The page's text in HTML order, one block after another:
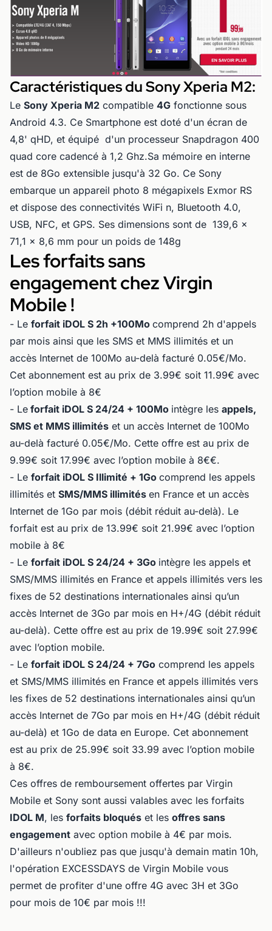
Caractéristiques du Sony Xperia M2:
Le Sony Xperia M2 compatible 4G fonctionne sous
Android 4.3. Ce Smartphone est doté d'un écran de
4,8' qHD, et équipé d'un processeur Snapdragon 400
quad core cadencé à 1,2 Ghz.Sa mémoire en interne
est de 8Go extensible jusqu'à 32 Go. Ce Sony
embarque un appareil photo 8 mégapixels Exmor RS
et dispose des connectivités WiFi n, Bluetooth 4.0,
USB, NFC, et GPS. Ses dimensions sont de 139,6 x
71,1 x 8,6 mm pour un poids de 148g
Les forfaits sans
engagement chez Virgin
Mobile !
- Le forfait iDOL S 2h +100Mo comprend 2h d'appels
par mois ainsi que les SMS et MMS illimités et un
accès Internet de 100Mo au-delà facturé 0.05€/Mo.
Cet abonnement est au prix de 3.99€ soit 11.99€ avec
l’option mobile à 8€
- Le forfait iDOL S 24/24 + 100Mo intègre les appels,
SMS et MMS illimités et un accès Internet de 100Mo
au-delà facturé 0.05€/Mo. Cette offre est au prix de
9.99€ soit 17.99€ avec l’option mobile à 8€€.
- Le forfait iDOL S Illimité + 1Go comprend les appels
illimités et SMS/MMS illimités en France et un accès
Internet de 1Go par mois (débit réduit au-delà). Le
forfait est au prix de 13.99€ soit 21.99€ avec l’option
mobile à 8€
- Le forfait iDOL S 24/24 + 3Go intègre les appels et
SMS/MMS illimités en France et appels illimités vers les
fixes de 52 destinations internationales ainsi qu’un
accès Internet de 3Go par mois en H+/4G (débit réduit
au-delà). Cette offre est au prix de 19.99€ soit 27.99€
avec l’option mobile.
- Le forfait iDOL S 24/24 + 7Go comprend les appels
et SMS/MMS illimités en France et appels illimités vers
les fixes de 52 destinations internationales ainsi qu’un
accès Internet de 7Go par mois en H+/4G (débit réduit
au-delà) et 1Go de data en Europe. Cet abonnement
est au prix de 25.99€ soit 33.99 avec l’option mobile
à 8€.
Ces offres de remboursement offertes par Virgin
Mobile et Sony sont aussi valables avec les forfaits
IDOL M, les forfaits bloqués et les offres sans
engagement avec option mobile à 4€ par mois.
D'ailleurs n'oubliez pas que jusqu'à demain matin 10h,
l'opération EXCESSDAYS de Virgin Mobile vous
permet de profiter d'une offre 4G avec 3H et 3Go
pour mois de 10€ par mois !!!